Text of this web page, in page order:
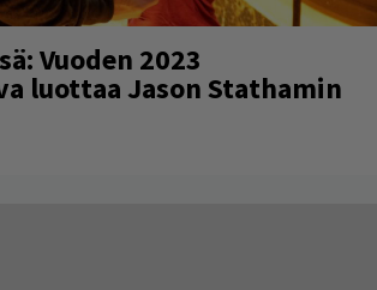
Vuoden 2023
luottaa Jason Stathamin